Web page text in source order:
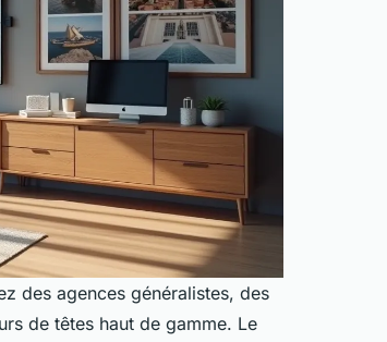
des agences généralistes, des
de têtes haut de gamme. Le